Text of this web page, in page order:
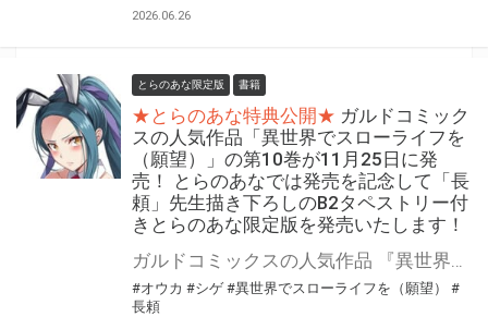
2026.06.26
とらのあな限定版 書籍
★とらのあな特典公開★ ガルドコミック
スの人気作品「異世界でスローライフを
（願望）」の第10巻が11月25日に発
売！ とらのあなでは発売を記念して「長
頼」先生描き下ろしのB2タペストリー付
きとらのあな限定版を発売いたします！
ガルドコミックスの人気作品 『異世界でスローライフを（願望）』の第10巻が11月25日(火)に発売！ とらのあなでは発売を記念して「B2タペストリー付き」とらのあな限定版を発売いたします。 イラストは「長頼」先生の描き下ろしイラストです！ とらのあな限定版の数は限られていますので是非お早めにお求めください！
#オウカ #シゲ #異世界でスローライフを（願望）
#
長頼